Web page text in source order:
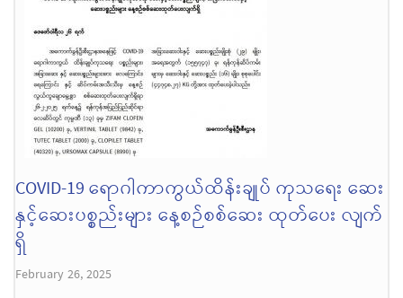
COVID-19 ရောဂါကာကွယ်ထိန်းချုပ် ကုသရေး ဆေး
နှင့်ဆေးပစ္စည်းများ နေ့စဉ်စစ်ဆေး ထုတ်ပေး လျက်
ရှိ
February 26, 2025